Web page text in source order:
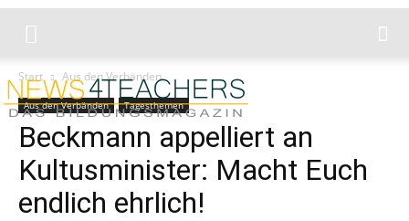
Start Aus den Verbänden
Aus den Verbänden Tagesthemen
Beckmann appelliert an
Kultusminister: Macht Euch
endlich ehrlich!